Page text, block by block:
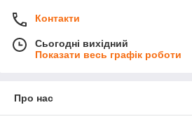
Контакти
Сьогодні вихідний
Показати весь графік роботи
Про нас